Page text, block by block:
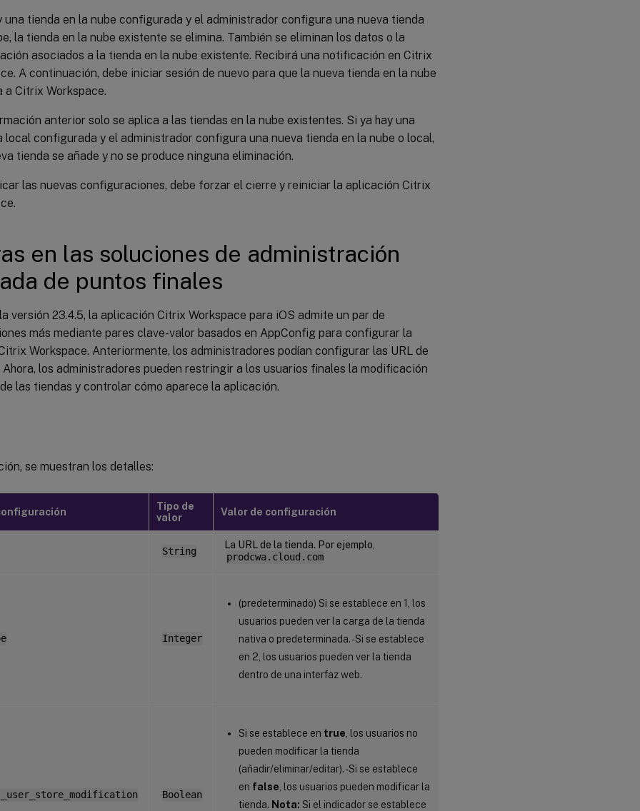
una tienda en la nube configurada y el administrador configura una nueva tienda
la tienda en la nube existente se elimina. También se eliminan los datos o la
asociados a la tienda en la nube existente. Recibirá una notificación en Citrix
A continuación, debe iniciar sesión de nuevo para que la nueva tienda en la nube
a Citrix Workspace.
anterior solo se aplica a las tiendas en la nube existentes. Si ya hay una
local configurada y el administrador configura una nueva tienda en la nube o local,
tienda se añade y no se produce ninguna eliminación.
las nuevas configuraciones, debe forzar el cierre y reiniciar la aplicación Citrix
en las soluciones de administración
de puntos finales
versión 23.4.5, la aplicación Citrix Workspace para iOS admite un par de
más mediante pares clave-valor basados en AppConfig para configurar la
Workspace. Anteriormente, los administradores podían configurar las URL de
Ahora, los administradores pueden restringir a los usuarios finales la modificación
las tiendas y controlar cómo aparece la aplicación.
se muestran los detalles:
Tipo de
valor
Valor de configuración
String
La URL de la tienda. Por ejemplo,
prodcwa.cloud.com
Integer
(predeterminado) Si se establece en 1, los
usuarios pueden ver la carga de la tienda
nativa o predeterminada. - Si se establece
en 2, los usuarios pueden ver la tienda
dentro de una interfaz web.
Boolean
Si se establece en true , los usuarios no
pueden modificar la tienda
(añadir/eliminar/editar). - Si se establece
en false , los usuarios pueden modificar la
tienda. Nota: Si el indicador se establece